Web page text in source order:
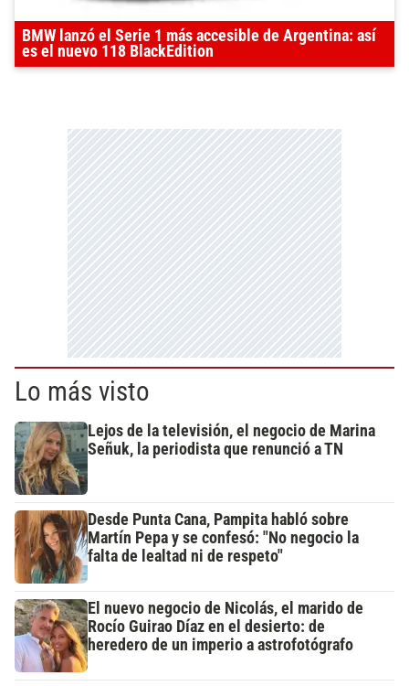
BMW lanzó el Serie 1 más accesible de Argentina: así
es el nuevo 118 BlackEdition
Lo más visto
Lejos de la televisión, el negocio de Marina
Señuk, la periodista que renunció a TN
Desde Punta Cana, Pampita habló sobre
Martín Pepa y se confesó: "No negocio la
falta de lealtad ni de respeto"
El nuevo negocio de Nicolás, el marido de
Rocío Guirao Díaz en el desierto: de
heredero de un imperio a astrofotógrafo